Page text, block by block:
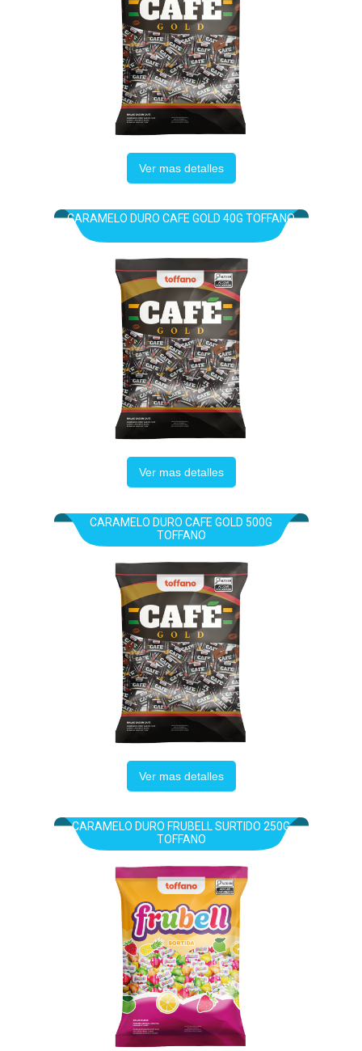
Ver mas detalles
CARAMELO DURO CAFE GOLD 40G TOFFANO
Ver mas detalles
CARAMELO DURO CAFE GOLD 500G
TOFFANO
Ver mas detalles
CARAMELO DURO FRUBELL SURTIDO 250G
TOFFANO